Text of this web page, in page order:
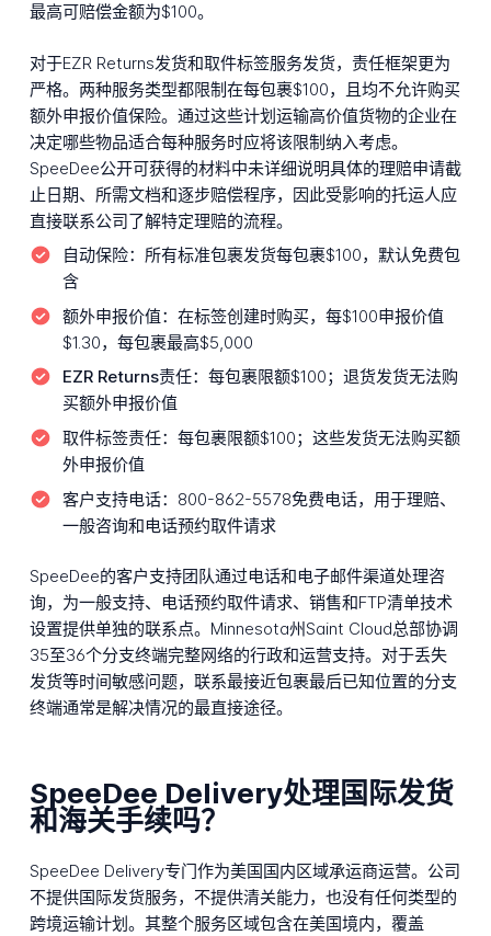
最高可赔偿金额为$100。
对于EZR Returns发货和取件标签服务发货，责任框架更为
严格。两种服务类型都限制在每包裹$100，且均不允许购买
额外申报价值保险。通过这些计划运输高价值货物的企业在
决定哪些物品适合每种服务时应将该限制纳入考虑。
SpeeDee公开可获得的材料中未详细说明具体的理赔申请截
止日期、所需文档和逐步赔偿程序，因此受影响的托运人应
直接联系公司了解特定理赔的流程。
自动保险： 所有标准包裹发货每包裹$100，默认免费包
含
额外申报价值： 在标签创建时购买，每$100申报价值
$1.30，每包裹最高$5,000
EZR Returns责任： 每包裹限额$100；退货发货无法购
买额外申报价值
取件标签责任： 每包裹限额$100；这些发货无法购买额
外申报价值
客户支持电话： 800-862-5578免费电话，用于理赔、
一般咨询和电话预约取件请求
SpeeDee的客户支持团队通过电话和电子邮件渠道处理咨
询，为一般支持、电话预约取件请求、销售和FTP清单技术
设置提供单独的联系点。Minnesota州Saint Cloud总部协调
35至36个分支终端完整网络的行政和运营支持。对于丢失
发货等时间敏感问题，联系最接近包裹最后已知位置的分支
终端通常是解决情况的最直接途径。
SpeeDee Delivery处理国际发货
和海关手续吗？
SpeeDee Delivery专门作为美国国内区域承运商运营。公司
不提供国际发货服务，不提供清关能力，也没有任何类型的
跨境运输计划。其整个服务区域包含在美国境内，覆盖